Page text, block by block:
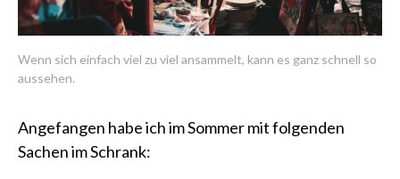
Wenn sich einfach viel zu viel ansammelt, kann es ganz schnell so
aussehen.
Angefangen habe ich im Sommer mit folgenden
Sachen im Schrank: